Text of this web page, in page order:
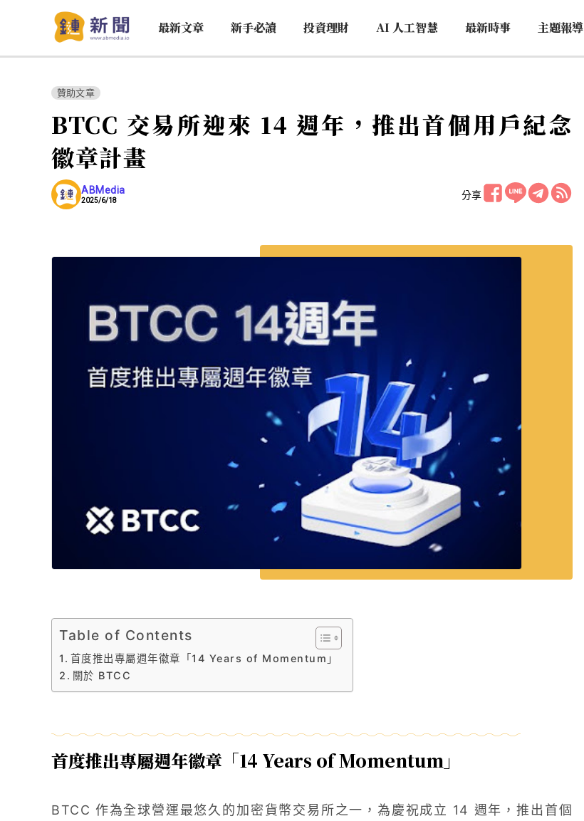
最新文章 新手必讀 投資理財 AI 人工智慧 最新時事 主題報導
贊助文章
BTCC 交易所迎來 14 週年，推出首個用戶紀念
徽章計畫
ABMedia
2025/6/18 分享
Table of Contents
首度推出專屬週年徽章「14 Years of Momentum」
關於 BTCC
首度推出專屬週年徽章「14 Years of Momentum」
BTCC 作為全球營運最悠久的加密貨幣交易所之一，為慶祝成立 14 週年，推出首個